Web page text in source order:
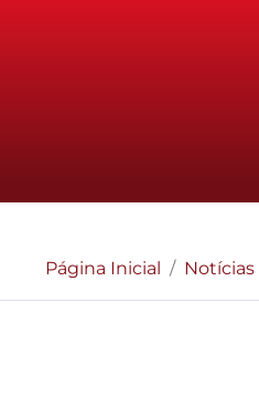
Página Inicial Notícias